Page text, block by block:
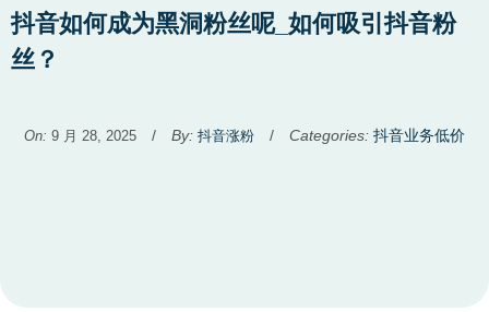
抖音如何成为黑洞粉丝呢_如何吸引抖音粉
丝？
On: 9 月 28, 2025 / By: 抖音涨粉 / Categories: Used
抖音业务低价